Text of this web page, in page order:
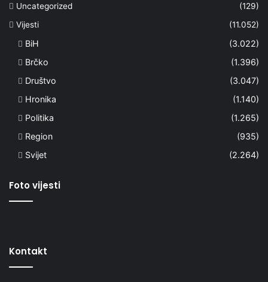
Uncategorized
(129)
Vijesti
(11.052)
BiH
(3.022)
Brčko
(1.396)
Društvo
(3.047)
Hronika
(1.140)
Politika
(1.265)
Region
(935)
Svijet
(2.264)
Foto vijesti
Kontakt